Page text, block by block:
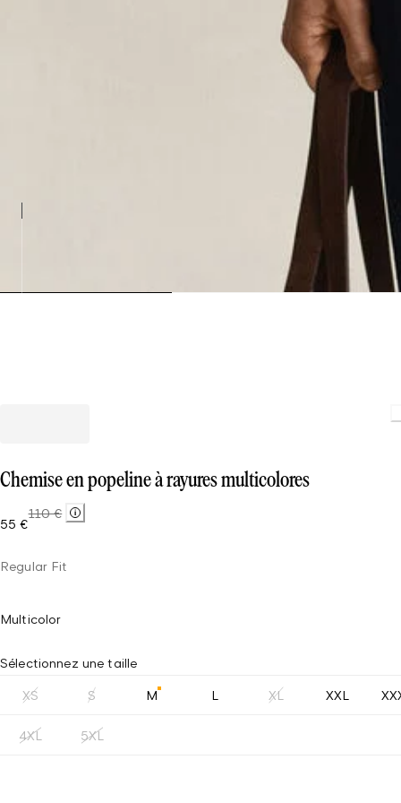
Chemise en popeline à rayures multicolores
55 €
110 €
Regular Fit
Multicolor
Sélectionnez une taille
XS S M L XL XXL
4XL 5XL